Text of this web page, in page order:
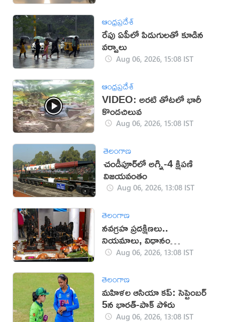
ఆంధ్రప్రదేశ్
రేపు ఏపీలో పిడుగులతో కూడిన
వర్షాలు
Aug 06, 2026, 15:08 IST
ఆంధ్రప్రదేశ్
VIDEO: అరటి తోటలో భారీ
కొండచిలువ
Aug 06, 2026, 15:08 IST
తెలంగాణ
చండీపూర్‌లో అగ్ని-4 క్షిపణి
విజయవంతం
Aug 06, 2026, 13:08 IST
తెలంగాణ
నవగ్రహ ప్రదక్షిణలు..
నియమాలు, విధానం
తెలుసుకోండి
Aug 06, 2026, 13:08 IST
తెలంగాణ
మహిళల ఆసియా కప్‌: సెప్టెంబర్
5న భారత్-పాక్ పోరు
Aug 06, 2026, 13:08 IST